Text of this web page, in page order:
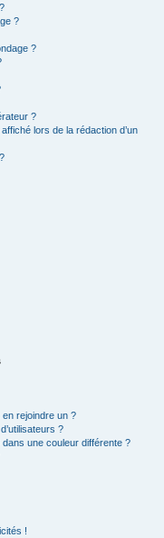
?
?
?
lors de la rédaction d’un
rejoindre un ?
?
une couleur différente ?
!